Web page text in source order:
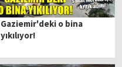
Gaziemir'deki o bina
yıkılıyor!